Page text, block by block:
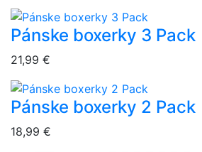
overlay bg
Pánske boxerky 3 Pack
21,99 €
overlay bg
Pánske boxerky 2 Pack
18,99 €